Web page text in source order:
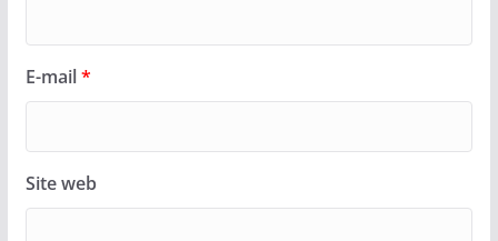
E-mail*
Site web